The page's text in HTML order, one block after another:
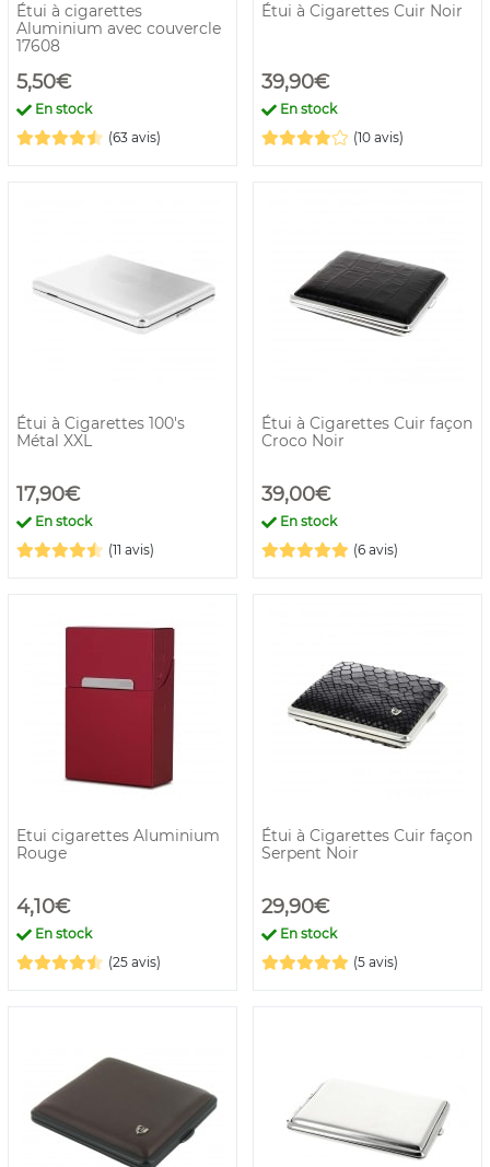
Étui à cigarettes
Aluminium avec couvercle
17608
5,50€
En stock
(63 avis)
Étui à Cigarettes Cuir Noir
39,90€
En stock
(10 avis)
Étui à Cigarettes 100's
Métal XXL
17,90€
En stock
(11 avis)
Étui à Cigarettes Cuir façon
Croco Noir
39,00€
En stock
(6 avis)
Etui cigarettes Aluminium
Rouge
4,10€
En stock
(25 avis)
Étui à Cigarettes Cuir façon
Serpent Noir
29,90€
En stock
(5 avis)